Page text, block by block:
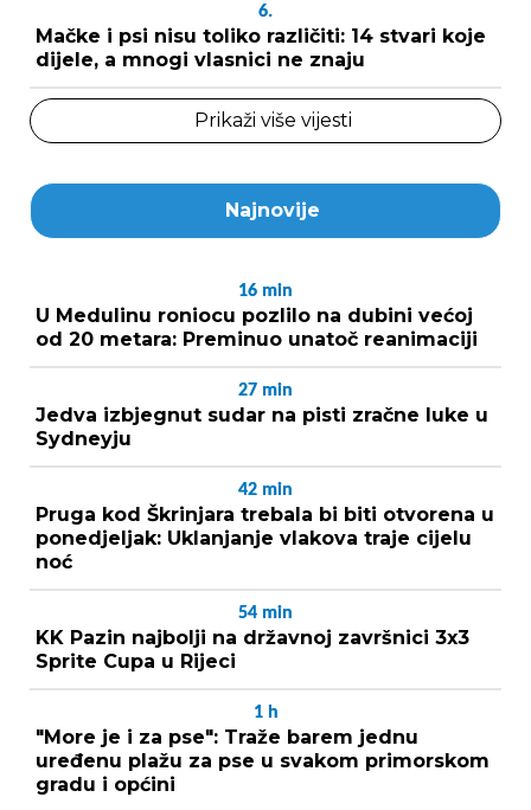
6.
Mačke i psi nisu toliko različiti: 14 stvari koje
dijele, a mnogi vlasnici ne znaju
Prikaži više vijesti
Najnovije
16 min
U Medulinu roniocu pozlilo na dubini većoj
od 20 metara: Preminuo unatoč reanimaciji
27 min
Jedva izbjegnut sudar na pisti zračne luke u
Sydneyju
42 min
Pruga kod Škrinjara trebala bi biti otvorena u
ponedjeljak: Uklanjanje vlakova traje cijelu
noć
54 min
KK Pazin najbolji na državnoj završnici 3x3
Sprite Cupa u Rijeci
1 h
"More je i za pse": Traže barem jednu
uređenu plažu za pse u svakom primorskom
gradu i općini